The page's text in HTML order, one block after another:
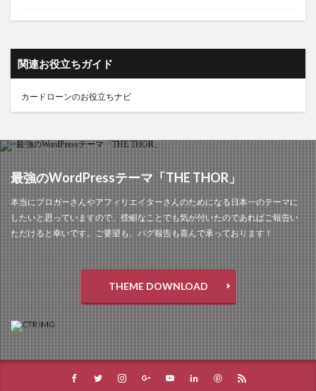
関連お役立ちガイド
カードローンのお役立ちナビ
最強のWordPressテーマ「THE THOR」
本当にブロガーさんやアフィリエイターさんのためになる日本一のテーマに
したいと思っていますので、些細なことでも気が付いたのであればご報告い
ただけると幸いです。ご要望も、バグ報告も喜んで承っております！
THEME DOWNLOAD